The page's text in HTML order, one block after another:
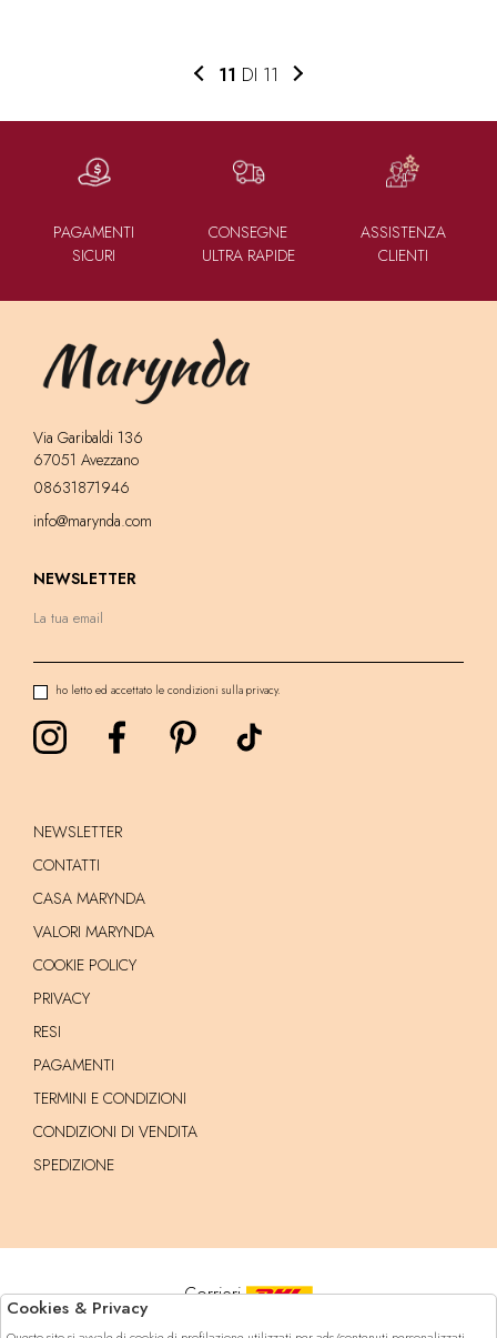
11 DI 11
PAGAMENTI
SICURI
CONSEGNE
ULTRA RAPIDE
ASSISTENZA
CLIENTI
Via Garibaldi 136
67051 Avezzano
08631871946
info@marynda.com
NEWSLETTER
ho letto ed accettato le condizioni sulla privacy.
NEWSLETTER
CONTATTI
CASA MARYNDA
VALORI MARYNDA
COOKIE POLICY
PRIVACY
RESI
PAGAMENTI
TERMINI E CONDIZIONI
CONDIZIONI DI VENDITA
SPEDIZIONE
Corrieri
Cookies & Privacy